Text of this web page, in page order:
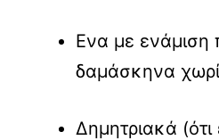
Ενα με ενάμιση
δαμάσκηνα
Δημητριακά (ότι